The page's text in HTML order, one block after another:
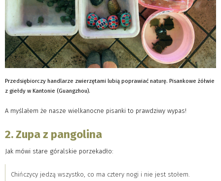
Przedsiębiorczy handlarze zwierzętami lubią poprawiać naturę. Pisankowe żółwie
z giełdy w Kantonie (Guangzhou).
A myślałem że nasze wielkanocne pisanki to prawdziwy wypas!
2. Zupa z pangolina
Jak mówi stare góralskie porzekadło:
Chińczycy jedzą wszystko, co ma cztery nogi i nie jest stołem.